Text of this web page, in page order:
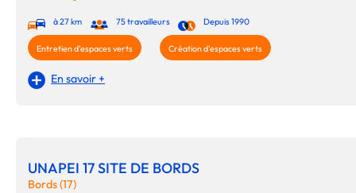
à 27 km 75 travailleurs Depuis 1990
Entretien d'espaces verts Création d'espaces verts
En savoir +
UNAPEI 17 SITE DE BORDS
Bords (17)